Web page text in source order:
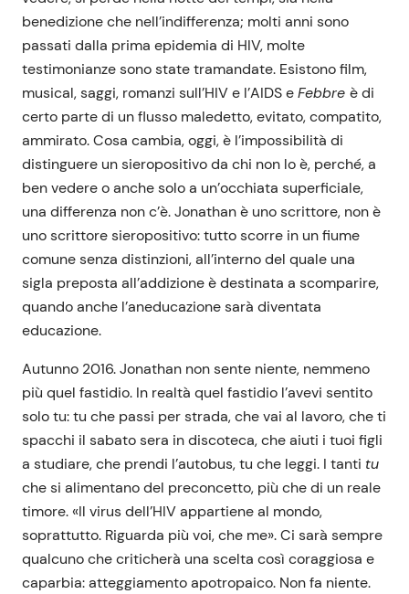
benedizione che nell’indifferenza; molti anni sono
passati dalla prima epidemia di HIV, molte
testimonianze sono state tramandate. Esistono film,
musical, saggi, romanzi sull’HIV e l’AIDS eFebbre è di
certo parte di un flusso maledetto, evitato, compatito,
ammirato. Cosa cambia, oggi, è l’impossibilità di
distinguere un sieropositivo da chi non lo è, perché, a
ben vedere o anche solo a un’occhiata superficiale,
una differenza non c’è. Jonathan è uno scrittore, non è
uno scrittore sieropositivo: tutto scorre in un fiume
comune senza distinzioni, all’interno del quale una
sigla preposta all’addizione è destinata a scomparire,
quando anche l’aneducazione sarà diventata
educazione.
Autunno 2016. Jonathan non sente niente, nemmeno
più quel fastidio. In realtà quel fastidio l’avevi sentito
solo tu: tu che passi per strada, che vai al lavoro, che ti
spacchi il sabato sera in discoteca, che aiuti i tuoi figli
a studiare, che prendi l’autobus, tu che leggi. I tanti tu
che si alimentano del preconcetto, più che di un reale
timore. «Il virus dell’HIV appartiene al mondo,
soprattutto. Riguarda più voi, che me». Ci sarà sempre
qualcuno che criticherà una scelta così coraggiosa e
caparbia: atteggiamento apotropaico. Non fa niente.